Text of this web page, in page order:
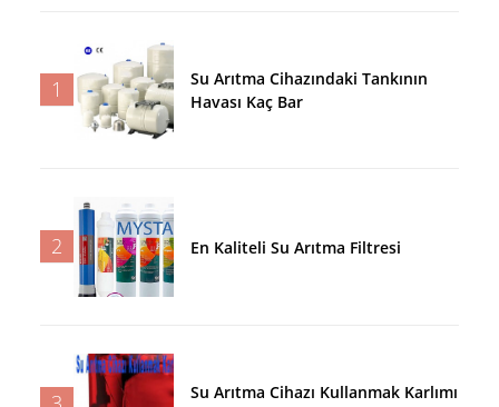
1
Su Arıtma Cihazındaki Tankının
Havası Kaç Bar
2 En Kaliteli Su Arıtma Filtresi
Su Arıtma Cihazı Kullanmak Karlımı